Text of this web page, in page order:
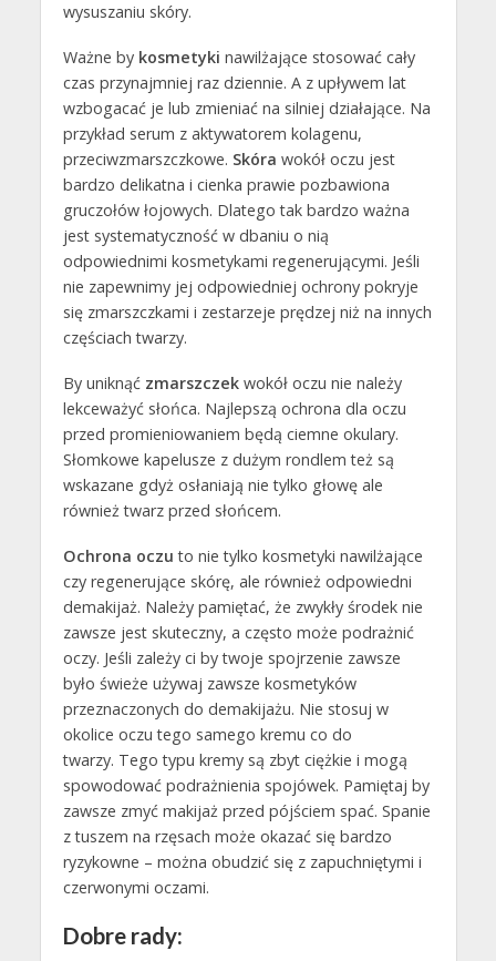
wysuszaniu skóry.
Ważne by kosmetyki nawilżające stosować cały
czas przynajmniej raz dziennie. A z upływem lat
wzbogacać je lub zmieniać na silniej działające. Na
przykład serum z aktywatorem kolagenu,
przeciwzmarszczkowe. Skóra wokół oczu jest
bardzo delikatna i cienka prawie pozbawiona
gruczołów łojowych. Dlatego tak bardzo ważna
jest systematyczność w dbaniu o nią
odpowiednimi kosmetykami regenerującymi. Jeśli
nie zapewnimy jej odpowiedniej ochrony pokryje
się zmarszczkami i zestarzeje prędzej niż na innych
częściach twarzy.
By uniknąć zmarszczekwokół oczu nie należy
lekceważyć słońca. Najlepszą ochrona dla oczu
przed promieniowaniem będą ciemne okulary.
Słomkowe kapelusze z dużym rondlem też są
wskazane gdyż osłaniają nie tylko głowę ale
również twarz przed słońcem.
Ochrona oczu to nie tylko kosmetyki nawilżające
czy regenerujące skórę, ale również odpowiedni
demakijaż. Należy pamiętać, że zwykły środek nie
zawsze jest skuteczny, a często może podrażnić
oczy. Jeśli zależy ci by twoje spojrzenie zawsze
było świeże używaj zawsze kosmetyków
przeznaczonych do demakijażu. Nie stosuj w
okolice oczu tego samego kremu co do
twarzy. Tego typu kremy są zbyt ciężkie i mogą
spowodować podrażnienia spojówek. Pamiętaj by
zawsze zmyć makijaż przed pójściem spać. Spanie
z tuszem na rzęsach może okazać się bardzo
ryzykowne – można obudzić się z zapuchniętymi i
czerwonymi oczami.
Dobre rady: